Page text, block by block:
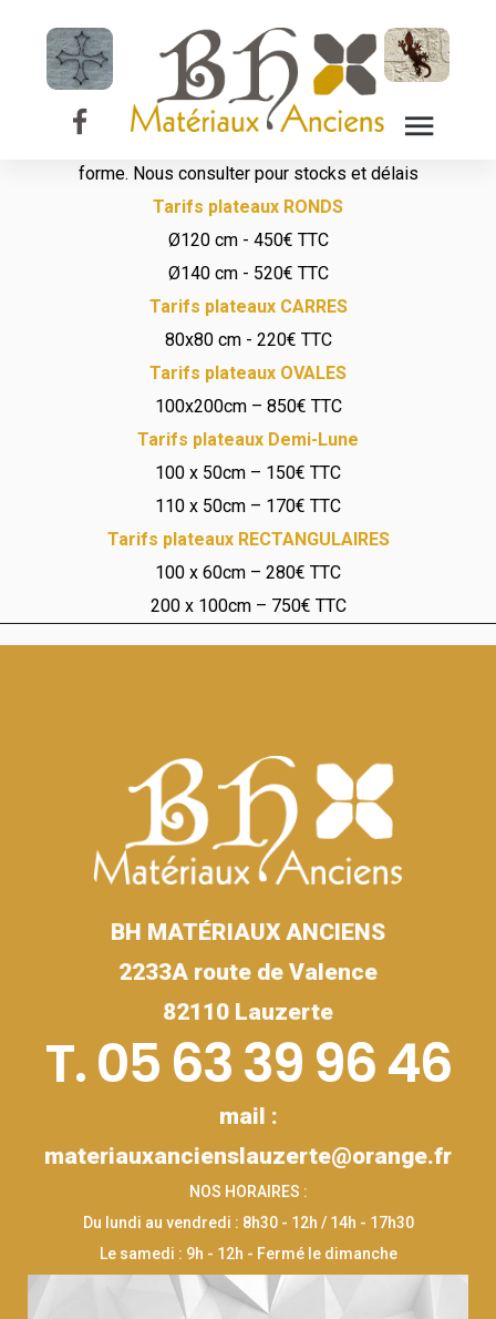
Plateau de table
en marbre
Possibilité de choisir sur commande le motif, la couleur et la
forme. Nous consulter pour stocks et délais
Tarifs plateaux RONDS
Ø120 cm - 450€ TTC
Ø140 cm - 520€ TTC
Tarifs plateaux CARRES
80x80 cm - 220€ TTC
Tarifs plateaux OVALES
100x200cm – 850€ TTC
Tarifs plateaux Demi-Lune
100 x 50cm – 150€ TTC
110 x 50cm – 170€ TTC
Tarifs plateaux RECTANGULAIRES
100 x 60cm – 280€ TTC
200 x 100cm – 750€ TTC
BH MATÉRIAUX ANCIENS
2233A route de Valence
82110 Lauzerte
T. 05 63 39 96 46
mail :
materiauxancienslauzerte@orange.fr
NOS HORAIRES :
Du lundi au vendredi : 8h30 - 12h / 14h - 17h30
Le samedi : 9h - 12h - Fermé le dimanche